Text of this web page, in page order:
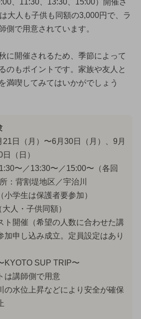
大人も子供も同額の3,000円で、ラ
側で用意されています。
に開催されるため、季節によって
のもポイントです。家族や友人と
満喫してみてはいかがでしょう
21日（月）〜6月30日（月）、9月
30日（日）
〜／13:30〜／15:00〜（各回
：背割堤地区／宇治川
小学生は保護者要参加）
人・子供同額）
ト開催（希望の人数に合わせた講
加申し込み成立。定員設定はあり
KYOTO SUP TRIP〜
は講師側で用意
水位上昇などにより安全が確保